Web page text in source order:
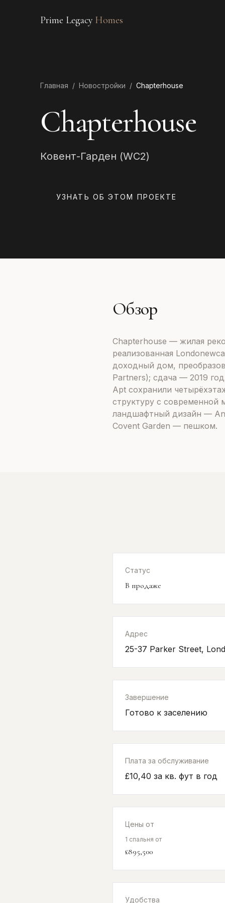
Prime Legacy Homes
Главная / Новостройки / Chapterhouse
Chapterhouse
Ковент-Гарден (WC2)
УЗНАТЬ ОБ ЭТОМ ПРОЕКТЕ
Обзор
Chapterhouse — жилая
реализованная
доходный дом,
Partners); сдача — 2019
Apt сохранили
структуру с современной
ландшафтный дизайн —
Covent Garden — пешком.
Статус
В продаже
Адрес
25-37 Parker Street,
Завершение
Готово к заселению
Плата за обслуживание
£10,40 за кв. фут в год
Цены от
1 спальня от
£895,500
Удобства